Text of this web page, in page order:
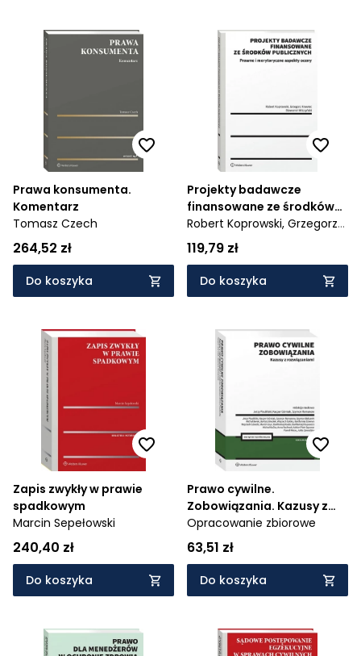
Prawa konsumenta.
Komentarz
Tomasz Czech
264,52 zł
Do koszyka
Projekty badawcze
finansowane ze środków
publicznych. Prawne i
merytoryczne aspekty
oceny
Robert Koprowski, Grzegorz
Krawiec,Sławomir Wilczyński
119,79 zł
Do koszyka
Zapis zwykły w prawie
spadkowym
Marcin Sepełowski
240,40 zł
Do koszyka
Prawo cywilne.
Zobowiązania. Kazusy z
rozwiązaniami
Opracowanie zbiorowe
63,51 zł
Do koszyka